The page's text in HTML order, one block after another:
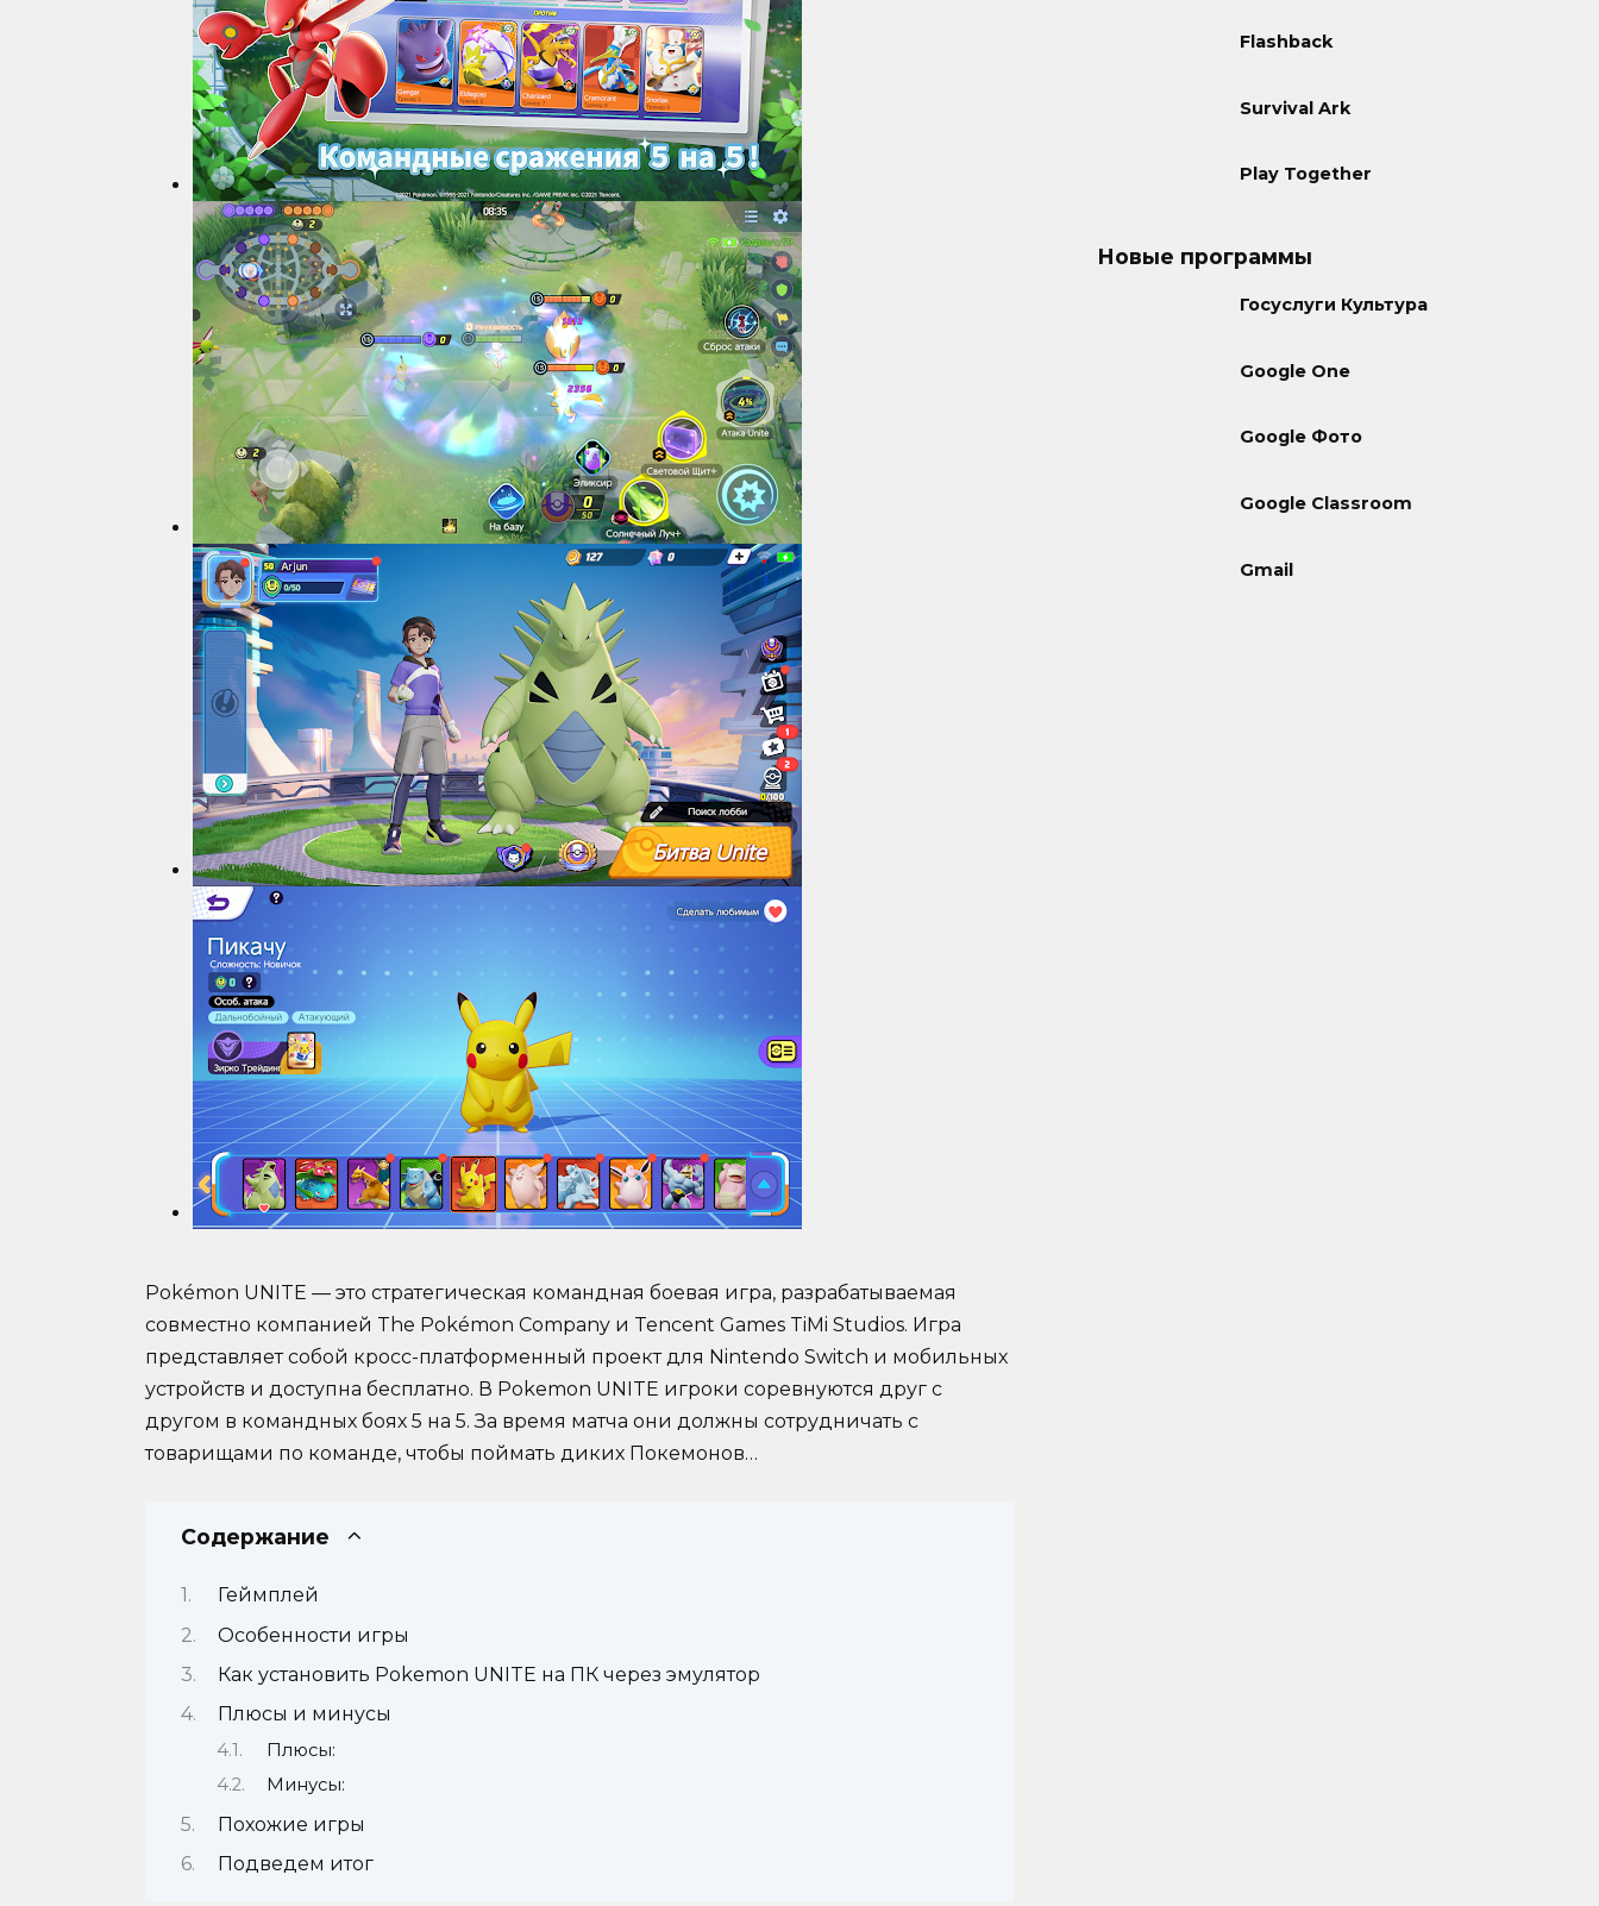
Pokémon UNITE — это стратегическая командная боевая игра, разрабатываемая
совместно компанией The Pokémon Company и Tencent Games TiMi Studios. Игра
представляет собой кросс-платформенный проект для Nintendo Switch и мобильных
устройств и доступна бесплатно. В Pokemon UNITE игроки соревнуются друг с
другом в командных боях 5 на 5. За время матча они должны сотрудничать с
товарищами по команде, чтобы поймать диких Покемонов…
Содержание
Геймплей
Особенности игры
Как установить Pokemon UNITE на ПК через эмулятор
Плюсы и минусы
Плюсы:
Минусы:
Похожие игры
Подведем итог
Flashback
Survival Ark
Play Together
Новые программы
Госуслуги Культура
Google One
Google Фото
Google Classroom
Gmail